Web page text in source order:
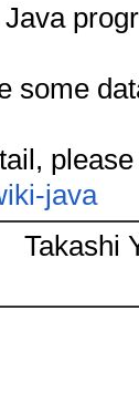
some
java
Takashi